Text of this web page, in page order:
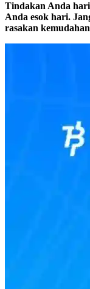
Tindakan Anda
Anda esok hari.
rasakan